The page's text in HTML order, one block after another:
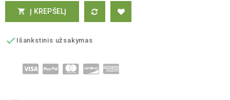
 Į KREPŠELĮ
 Išankstinis užsakymas